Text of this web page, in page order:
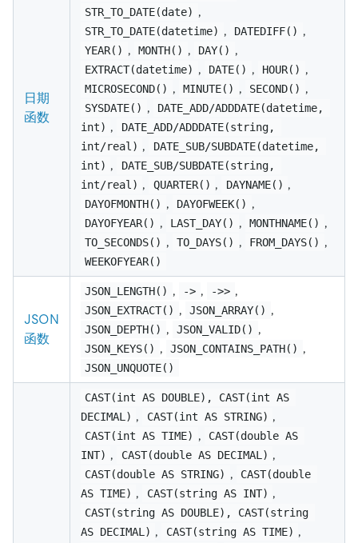
日期
函数
STR_TO_DATE(date) ,
STR_TO_DATE(datetime) , DATEDIFF() ,
YEAR() , MONTH() , DAY() ,
EXTRACT(datetime) , DATE() , HOUR() ,
MICROSECOND() , MINUTE() , SECOND() ,
SYSDATE() ,
DATE_ADD/ADDDATE(datetime,
int) ,
DATE_ADD/ADDDATE(string,
int/real) ,
DATE_SUB/SUBDATE(datetime,
int) ,
DATE_SUB/SUBDATE(string,
int/real) , QUARTER() , DAYNAME() ,
DAYOFMONTH() , DAYOFWEEK() ,
DAYOFYEAR() , LAST_DAY() , MONTHNAME() ,
TO_SECONDS() , TO_DAYS() , FROM_DAYS() ,
WEEKOFYEAR()
JSON
函数
JSON_LENGTH() , -> , ->> ,
JSON_EXTRACT() , JSON_ARRAY() ,
JSON_DEPTH() , JSON_VALID() ,
JSON_KEYS() , JSON_CONTAINS_PATH() ,
JSON_UNQUOTE()
CAST(int AS DOUBLE), CAST(int AS
DECIMAL) , CAST(int AS STRING) ,
CAST(int AS TIME) ,
CAST(double AS
INT) , CAST(double AS DECIMAL) ,
CAST(double AS STRING) ,
CAST(double
AS TIME) , CAST(string AS INT) ,
CAST(string AS DOUBLE), CAST(string
AS DECIMAL) , CAST(string AS TIME) ,